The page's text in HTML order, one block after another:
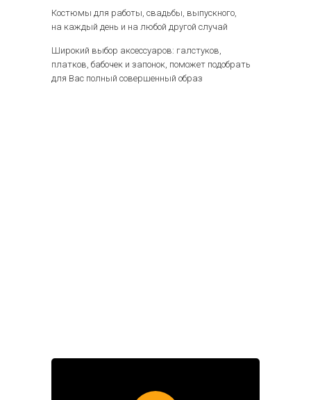
Костюмы для работы, свадьбы, выпускного,
на каждый день и на любой другой случай
Широкий выбор аксессуаров: галстуков,
платков, бабочек и запонок, поможет подобрать
для Вас полный совершенный образ